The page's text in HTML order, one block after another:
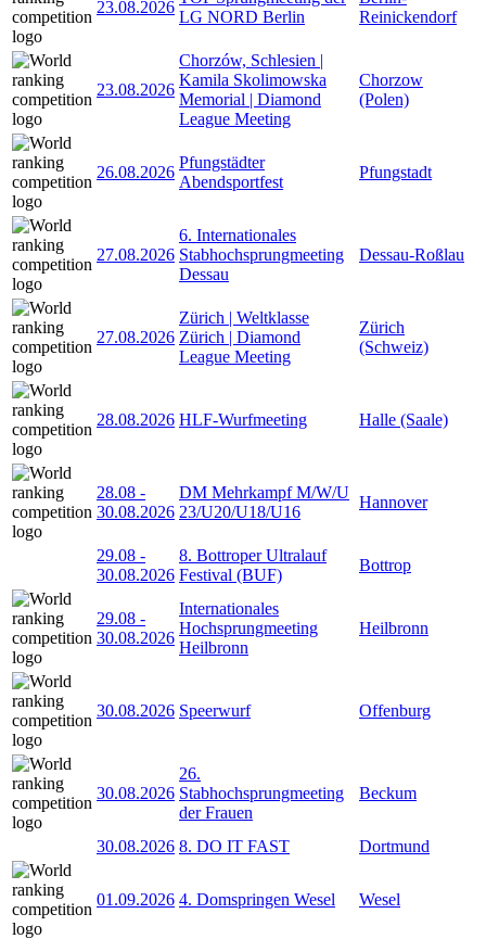
23.08.2026
LG NORD Berlin
Reinickendorf
23.08.2026
Chorzów, Schlesien |
Kamila Skolimowska
Memorial | Diamond
League Meeting
Chorzow
(Polen)
26.08.2026
Pfungstädter
Abendsportfest
Pfungstadt
27.08.2026
6. Internationales
Stabhochsprungmeeting
Dessau
Dessau-Roßlau
27.08.2026
Zürich | Weltklasse
Zürich | Diamond
League Meeting
Zürich
(Schweiz)
28.08.2026 HLF-Wurfmeeting Halle (Saale)
28.08 -
30.08.2026
DM Mehrkampf M/W/U
23/U20/U18/U16
Hannover
29.08 -
30.08.2026
8. Bottroper Ultralauf
Festival (BUF)
Bottrop
29.08 -
30.08.2026
Internationales
Hochsprungmeeting
Heilbronn
Heilbronn
30.08.2026 Speerwurf Offenburg
30.08.2026
26.
Stabhochsprungmeeting
der Frauen
Beckum
30.08.2026 8. DO IT FAST Dortmund
01.09.2026 4. Domspringen Wesel Wesel